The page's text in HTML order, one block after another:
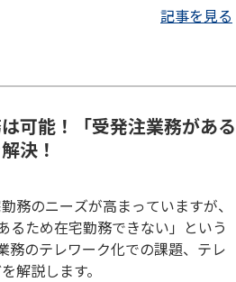
記事を見る
可能！「受発注業務がある
決！
務のニーズが高まっていますが、
るため在宅勤務できない」という
務のテレワーク化での課題、テレ
解説します。